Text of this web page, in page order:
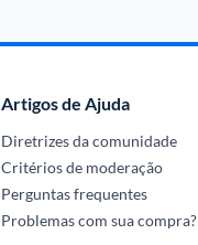
Artigos de Ajuda
Diretrizes da comunidade
Critérios de moderação
Perguntas frequentes
Problemas com sua compra?